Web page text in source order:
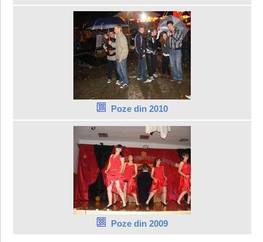
Poze din 2010
Poze din 2009